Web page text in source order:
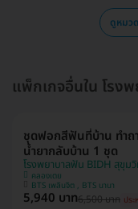
ดูหมว
แพ็กเกจอื่นใน โรง
ชุดฟอกสีฟันที่บ้าน ทำถ
น้ำยากลับบ้าน 1 ชุด
โรงพยาบาลฟัน BIDH สุขุม
คลองเตย
BTS เพลินจิต , BTS นานา
5,940 บาท6,500 บาท ปร